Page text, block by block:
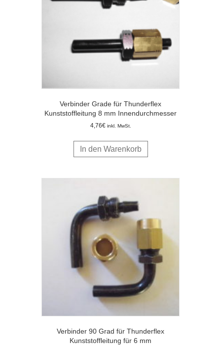
Verbinder Grade für Thunderflex
Kunststoffleitung 8 mm Innendurchmesser
4,76€ inkl. MwSt.
In den Warenkorb
Verbinder 90 Grad für Thunderflex
Kunststoffleitung für 6 mm